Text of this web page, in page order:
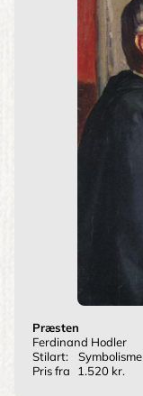
Præsten
Ferdinand Hodler
Stilart:
Symbolisme
Pris fra
1.520 kr.